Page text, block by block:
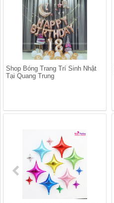
Shop Bóng Trang Trí Sinh Nhật
Tại Quang Trung